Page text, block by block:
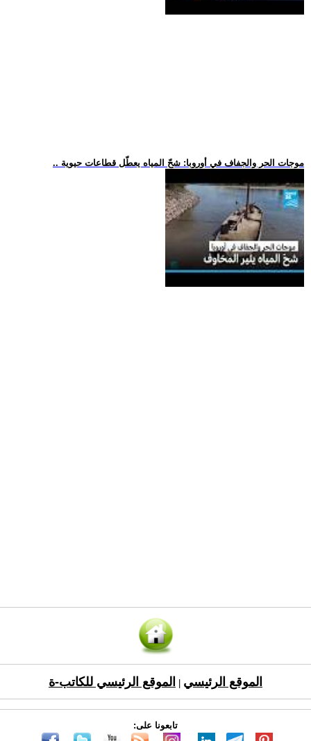
.. موجات الحر والجفاف في أوروبا: شحّ المياه يعطّل قطاعات حيوية
الموقع الرئيسي الموقع الرئيسي للكاتب-ة
تابعونا على: